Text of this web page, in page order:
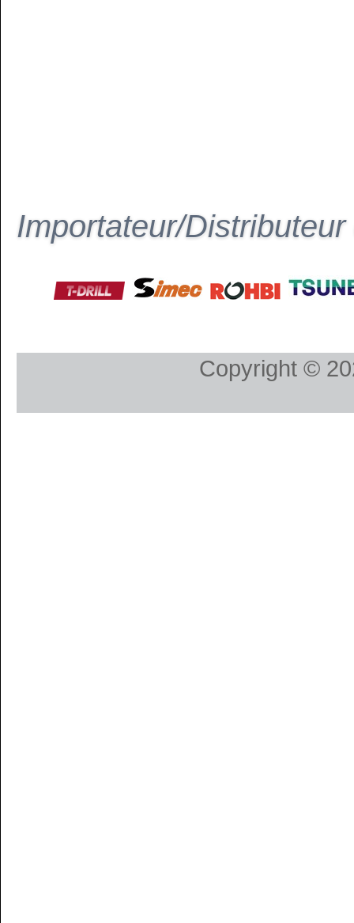
Importateur/
Copyright ©